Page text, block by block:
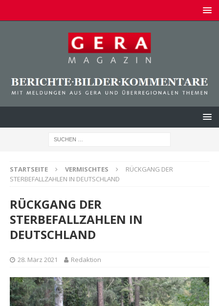
STARTSEITE VERMISCHTES
RÜCKGANG DER
STERBEFALLZAHLEN IN DEUTSCHLAND
RÜCKGANG DER
STERBEFALLZAHLEN IN
DEUTSCHLAND
28. März 2021 Redaktion